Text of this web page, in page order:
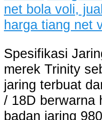
Spesifikasi
merek Trinity
jaring terbuat
/ 18D berwarna
badan jaring